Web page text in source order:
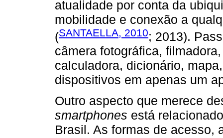
atualidade por conta da
mobilidade e conexão a
(SANTAELLA, 2010; 2013).
câmera fotográfica,
calculadora, dicionário,
dispositivos em apenas um
Outro aspecto que merece
smartphones está
Brasil. As formas de acesso,